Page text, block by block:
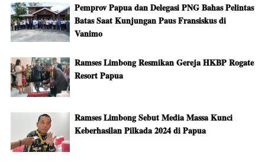
Pemprov Papua dan Delegasi PNG Bahas Pelintas
Batas Saat Kunjungan Paus Fransiskus di
Vanimo
Ramses Limbong Resmikan Gereja HKBP Rogate
Resort Papua
Ramses Limbong Sebut Media Massa Kunci
Keberhasilan Pilkada 2024 di Papua